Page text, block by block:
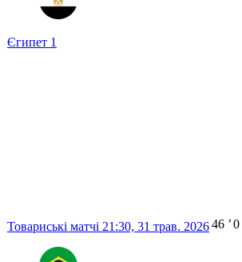
Єгипет 1
Товариські матчі 21:30, 31 трав. 202646 ʼ0